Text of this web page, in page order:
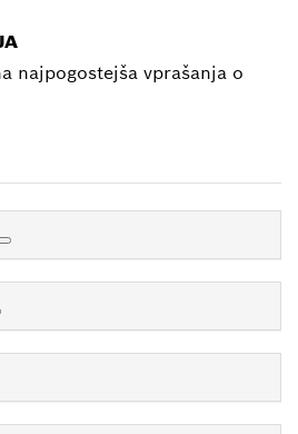
najpogostejša vprašanja o